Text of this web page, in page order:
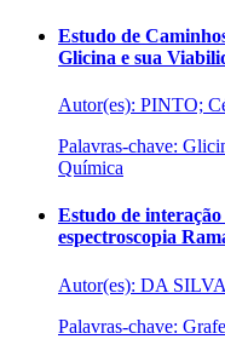
Estudo de
Glicina e sua
Autor(es): PINTO;
Palavras-chave:
Química
Estudo de
espectroscopia
Autor(es): DA
Palavras-chave: